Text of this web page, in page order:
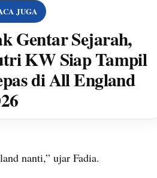
JUGA
Gentar Sejarah,
KW Siap Tampil
di All England
nanti,” ujar Fadia.